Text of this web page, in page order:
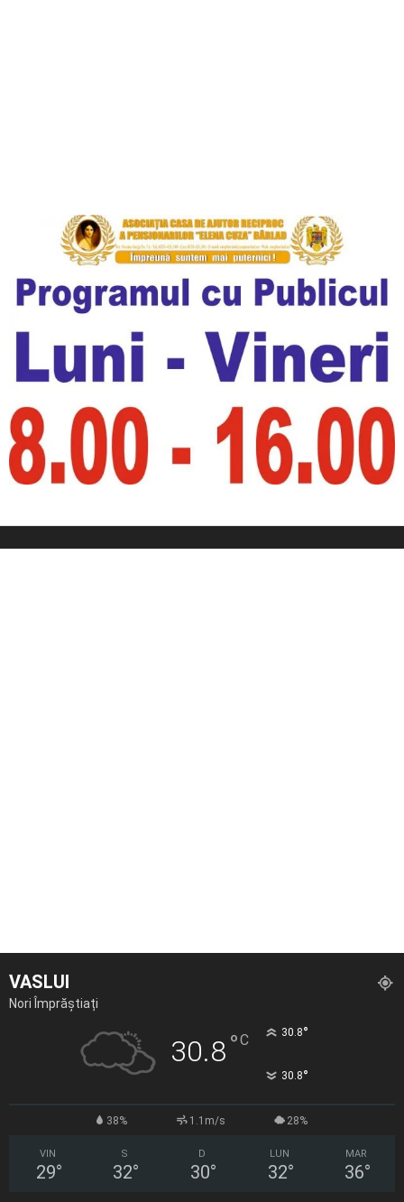
VASLUI
Nori Împrăștiați
30.8°C 30.8°
30.8°
38% 1.1m/s 28%
VIN
29°
S
32°
D
30°
LUN
32°
MAR
36°